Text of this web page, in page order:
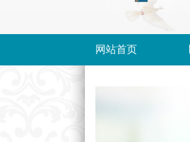
网站首页